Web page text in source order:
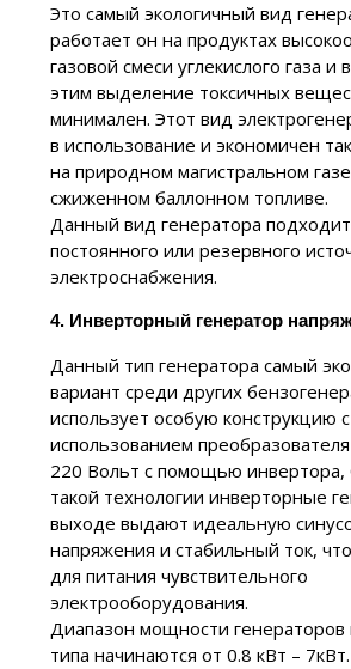
Это самый экологичный вид
работает он на продуктах
газовой смеси углекислого газа и
этим выделение токсичных
минимален. Этот вид
в использование и экономичен
на природном магистральном
сжиженном баллонном топливе.
Данный вид генератора
постоянного или резервного
электроснабжения.
4. Инверторный генератор
Данный тип генератора самый
вариант среди других
использует особую конструкцию с
использованием
220 Вольт с помощью инвертора,
такой технологии инверторные
выходе выдают идеальную
напряжения и стабильный ток,
для питания чувствительного
электрооборудования.
Диапазон мощности генераторов
типа начинаются от 0.8 кВт – 7кВт.